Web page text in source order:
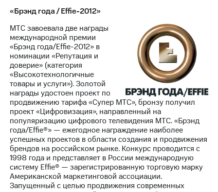
«Брэнд года / Effie-2012»
МТС завоевала две награды
международной премии
«Брэнд года/Effie-2012» в
номинации «Репутация и
доверие» (категория
«Высокотехнологичные
товары и услуги»). Золотой
награды удостоен проект по
продвижению тарифа «Супер МТС», бронзу получил
проект «Цифровизация», направленный на
популяризацию цифрового телевидения МТС. «Брэнд
года/Effie®» — ежегодное награждение наиболее
успешных проектов в области создания и продвижения
брендов на российском рынке. Конкурс проводится с
1998 года и представляет в России международную
систему Effie® — зарегистрированную торговую марку
Американской маркетинговой ассоциации.
Запущенный с целью продвижения современных